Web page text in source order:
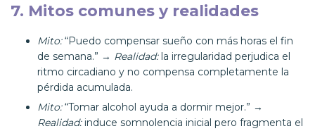
7. Mitos comunes y realidades
Mito:“Puedo compensar sueño con más horas el fin
de semana.” → Realidad:la irregularidad perjudica el
ritmo circadiano y no compensa completamente la
pérdida acumulada.
Mito:“Tomar alcohol ayuda a dormir mejor.” →
Realidad:induce somnolencia inicial pero fragmenta el